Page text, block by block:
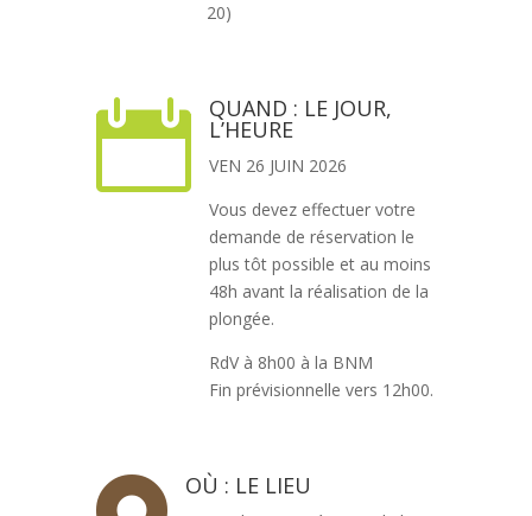
20)
 QUAND : LE JOUR,
L’HEURE
VEN 26 JUIN 2026
Vous devez effectuer votre
demande de réservation le
plus tôt possible et au moins
48h avant la réalisation de la
plongée.
RdV à 8h00 à la BNM
Fin prévisionnelle vers 12h00.
OÙ : LE LIEU